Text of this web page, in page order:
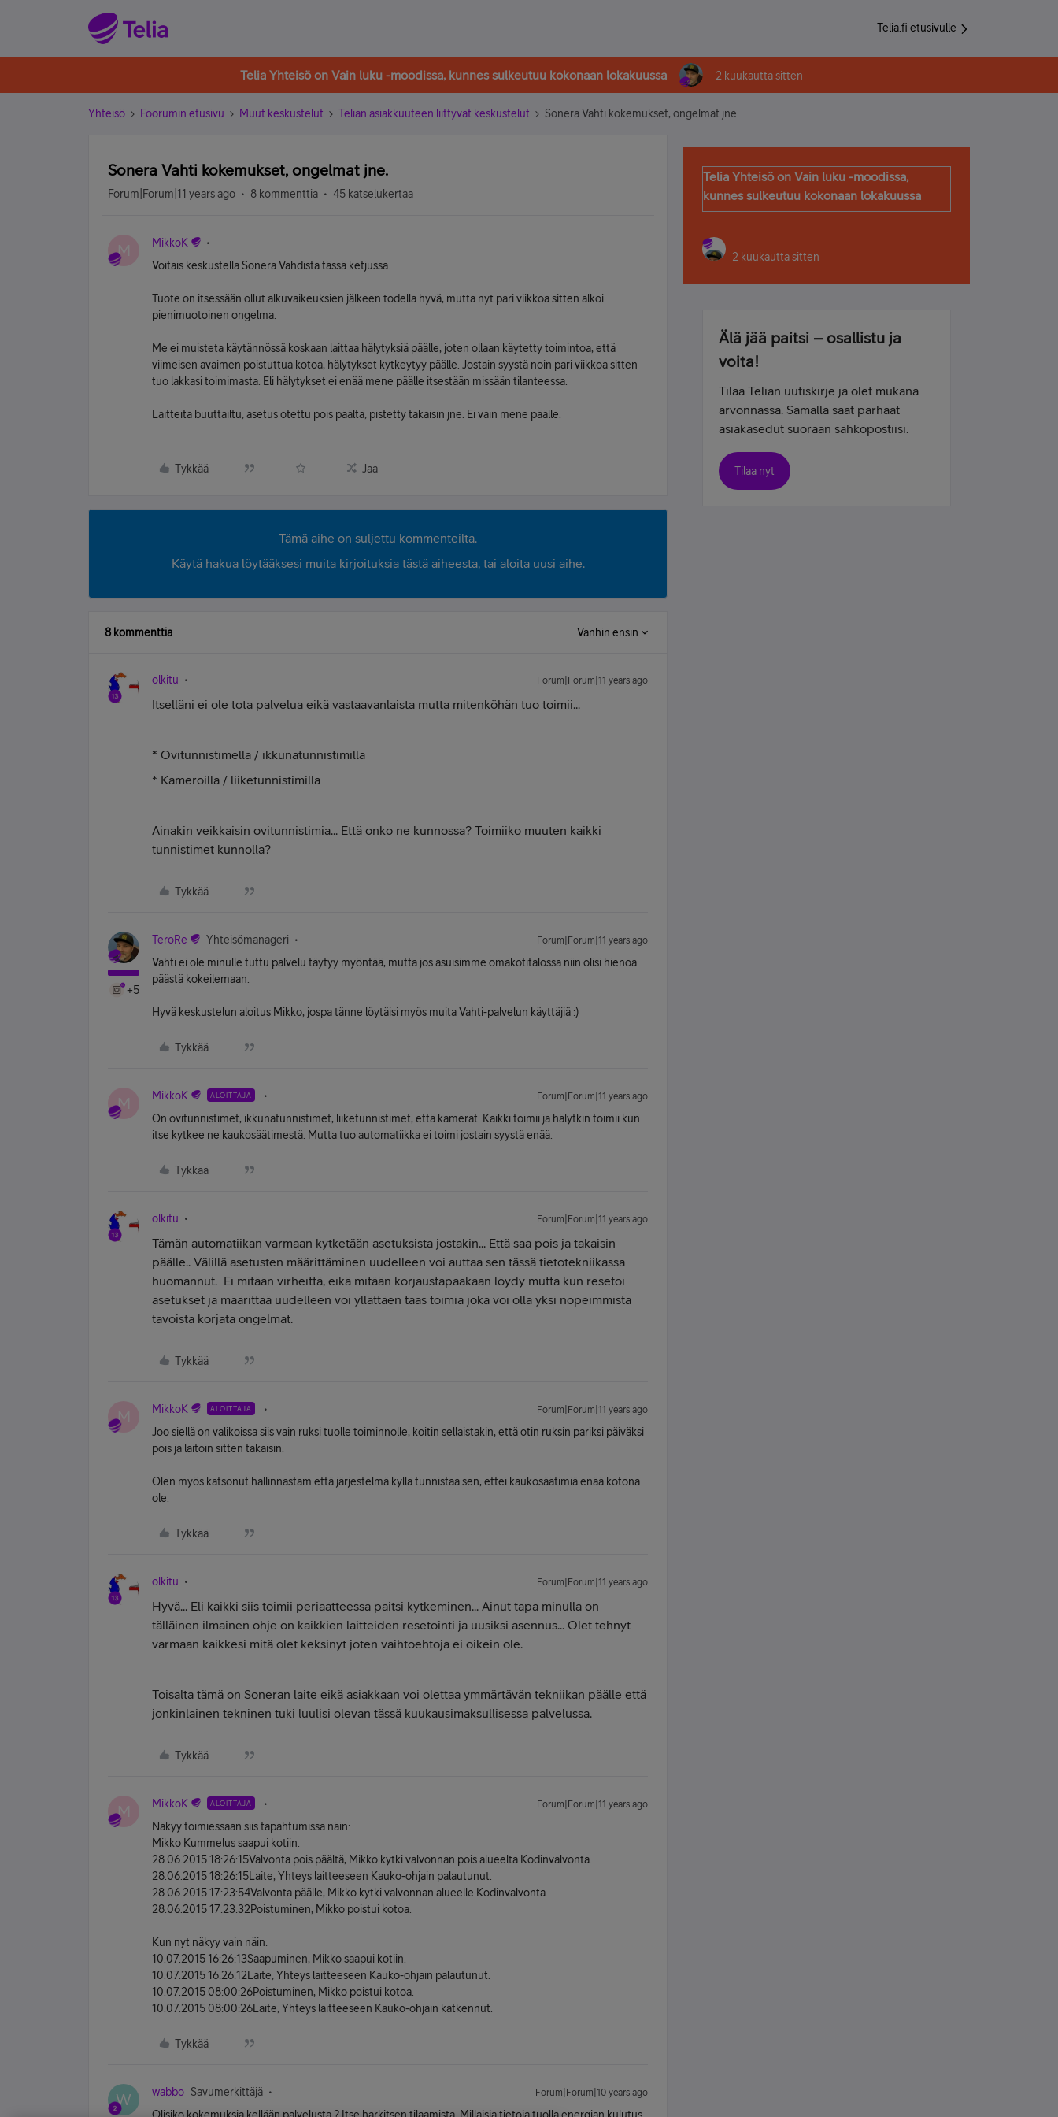
Telia.fi etusivulle
Telia Yhteisö on Vain luku -moodissa, kunnes sulkeutuu kokonaan lokakuussa 2 kuukautta sitten
Yhteisö Foorumin etusivu Muut keskustelut Telian asiakkuuteen liittyvät keskustelut Sonera Vahti kokemukset, ongelmat jne.
Sonera Vahti kokemukset, ongelmat jne.
Forum|Forum|11 years ago 8 kommenttia 45 katselukertaa
M
MikkoK
Voitais keskustella Sonera Vahdista tässä ketjussa.
Tuote on itsessään ollut alkuvaikeuksien jälkeen todella hyvä, mutta nyt pari viikkoa sitten alkoi
pienimuotoinen ongelma.
Me ei muisteta käytännössä koskaan laittaa hälytyksiä päälle, joten ollaan käytetty toimintoa, että
viimeisen avaimen poistuttua kotoa, hälytykset kytkeytyy päälle. Jostain syystä noin pari viikkoa sitten
tuo lakkasi toimimasta. Eli hälytykset ei enää mene päälle itsestään missään tilanteessa.
Laitteita buuttailtu, asetus otettu pois päältä, pistetty takaisin jne. Ei vain mene päälle.
Tykkää Jaa
Tämä aihe on suljettu kommenteilta.
Käytä hakua löytääksesi muita kirjoituksia tästä aiheesta, tai aloita uusi aihe.
8 kommenttia Vanhin ensin
olkitu Forum|Forum|11 years ago
Itselläni ei ole tota palvelua eikä vastaavanlaista mutta mitenköhän tuo toimii...
* Ovitunnistimella / ikkunatunnistimilla
* Kameroilla / liiketunnistimilla
Ainakin veikkaisin ovitunnistimia... Että onko ne kunnossa? Toimiiko muuten kaikki
tunnistimet kunnolla?
Tykkää
+5
TeroRe Yhteisömanageri Forum|Forum|11 years ago
Vahti ei ole minulle tuttu palvelu täytyy myöntää, mutta jos asuisimme omakotitalossa niin olisi hienoa
päästä kokeilemaan.
Hyvä keskustelun aloitus Mikko, jospa tänne löytäisi myös muita Vahti-palvelun käyttäjiä :)
Tykkää
M MikkoK ALOITTAJA Forum|Forum|11 years ago
On ovitunnistimet, ikkunatunnistimet, liiketunnistimet, että kamerat. Kaikki toimii ja hälytkin toimii kun
itse kytkee ne kaukosäätimestä. Mutta tuo automatiikka ei toimi jostain syystä enää.
Tykkää
olkitu Forum|Forum|11 years ago
Tämän automatiikan varmaan kytketään asetuksista jostakin... Että saa pois ja takaisin
päälle.. Välillä asetusten määrittäminen uudelleen voi auttaa sen tässä tietotekniikassa
huomannut. Ei mitään virheittä, eikä mitään korjaustapaakaan löydy mutta kun resetoi
asetukset ja määrittää uudelleen voi yllättäen taas toimia joka voi olla yksi nopeimmista
tavoista korjata ongelmat.
Tykkää
M MikkoK ALOITTAJA Forum|Forum|11 years ago
Joo siellä on valikoissa siis vain ruksi tuolle toiminnolle, koitin sellaistakin, että otin ruksin pariksi päiväksi
pois ja laitoin sitten takaisin.
Olen myös katsonut hallinnastam että järjestelmä kyllä tunnistaa sen, ettei kaukosäätimiä enää kotona
ole.
Tykkää
olkitu Forum|Forum|11 years ago
Hyvä... Eli kaikki siis toimii periaatteessa paitsi kytkeminen... Ainut tapa minulla on
tälläinen ilmainen ohje on kaikkien laitteiden resetointi ja uusiksi asennus... Olet tehnyt
varmaan kaikkesi mitä olet keksinyt joten vaihtoehtoja ei oikein ole.
Toisalta tämä on Soneran laite eikä asiakkaan voi olettaa ymmärtävän tekniikan päälle että
jonkinlainen tekninen tuki luulisi olevan tässä kuukausimaksullisessa palvelussa.
Tykkää
M MikkoK ALOITTAJA Forum|Forum|11 years ago
Näkyy toimiessaan siis tapahtumissa näin:
Mikko Kummelus saapui kotiin.
28.06.2015 18:26:15Valvonta pois päältä, Mikko kytki valvonnan pois alueelta Kodinvalvonta.
28.06.2015 18:26:15Laite, Yhteys laitteeseen Kauko-ohjain palautunut.
28.06.2015 17:23:54Valvonta päälle, Mikko kytki valvonnan alueelle Kodinvalvonta.
28.06.2015 17:23:32Poistuminen, Mikko poistui kotoa.
Kun nyt näkyy vain näin:
10.07.2015 16:26:13Saapuminen, Mikko saapui kotiin.
10.07.2015 16:26:12Laite, Yhteys laitteeseen Kauko-ohjain palautunut.
10.07.2015 08:00:26Poistuminen, Mikko poistui kotoa.
10.07.2015 08:00:26Laite, Yhteys laitteeseen Kauko-ohjain katkennut.
Tykkää
W wabbo Savumerkittäjä Forum|Forum|10 years ago
Telia Yhteisö on Vain luku -moodissa,
kunnes sulkeutuu kokonaan lokakuussa
2 kuukautta sitten
Älä jää paitsi – osallistu ja
voita!
Tilaa Telian uutiskirje ja olet mukana
arvonnassa. Samalla saat parhaat
asiakasedut suoraan sähköpostiisi.
Tilaa nyt